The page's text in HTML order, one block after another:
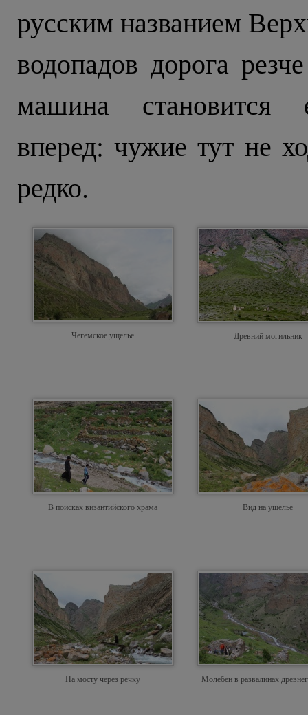
русским названием
водопадов дорога
машина становится
вперед: чужие тут не
редко.
Чегемское ущелье Древний могильник
В поисках византийского храма Вид на ущелье
На мосту через речку Молебен в развалинах